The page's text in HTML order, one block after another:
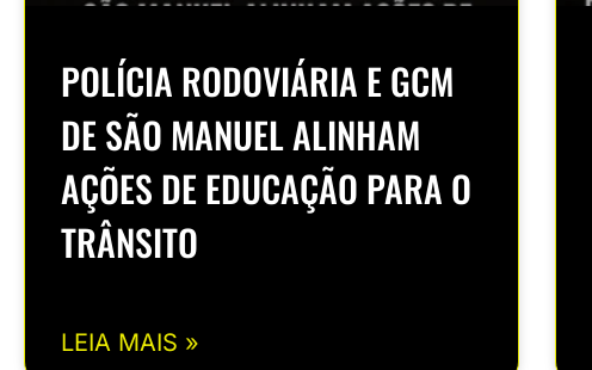
POLÍCIA RODOVIÁRIA E GCM
DE SÃO MANUEL ALINHAM
AÇÕES DE EDUCAÇÃO PARA O
TRÂNSITO
LEIA MAIS »